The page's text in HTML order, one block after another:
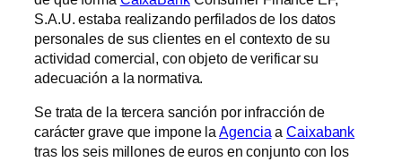
S.A.U. estaba realizando perfilados de los datos
personales de sus clientes en el contexto de su
actividad comercial, con objeto de verificar su
adecuación a la normativa.
Se trata de la tercera sanción por infracción de
carácter grave que impone laAgencia aCaixabank
tras los seis millones de euros en conjunto con los